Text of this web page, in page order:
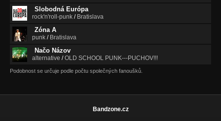
Slobodná Európa
rock'n'roll-punk / Bratislava
Zóna A
punk / Bratislava
Načo Názov
alternative /OLD SCHOOL PUNK---PUCHOV!!!
Podobnost se určuje podle počtu společných fanoušků.
Bandzone.cz